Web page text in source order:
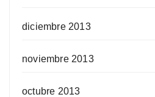
diciembre 2013
noviembre 2013
octubre 2013